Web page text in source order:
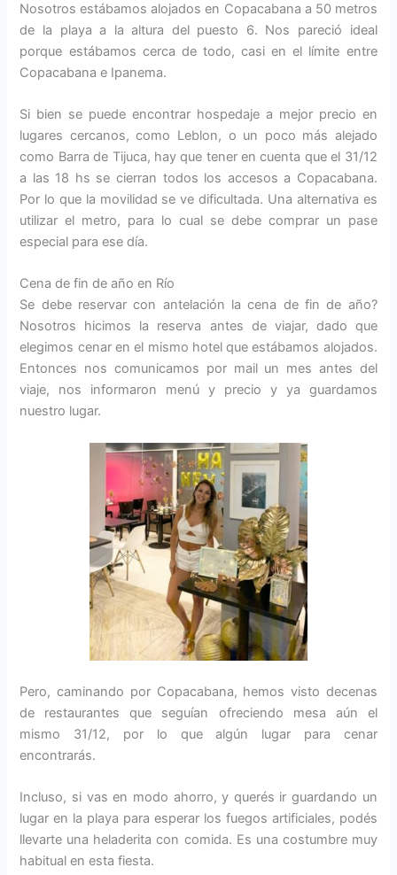
Nosotros estábamos alojados en Copacabana a 50 metros
de la playa a la altura del puesto 6. Nos pareció ideal
porque estábamos cerca de todo, casi en el límite entre
Copacabana e Ipanema.
Si bien se puede encontrar hospedaje a mejor precio en
lugares cercanos, como Leblon, o un poco más alejado
como Barra de Tijuca, hay que tener en cuenta que el 31/12
a las 18 hs se cierran todos los accesos a Copacabana.
Por lo que la movilidad se ve dificultada. Una alternativa es
utilizar el metro, para lo cual se debe comprar un pase
especial para ese día.
Cena de fin de año en Río
Se debe reservar con antelación la cena de fin de año?
Nosotros hicimos la reserva antes de viajar, dado que
elegimos cenar en el mismo hotel que estábamos alojados.
Entonces nos comunicamos por mail un mes antes del
viaje, nos informaron menú y precio y ya guardamos
nuestro lugar.
Pero, caminando por Copacabana, hemos visto decenas
de restaurantes que seguían ofreciendo mesa aún el
mismo 31/12, por lo que algún lugar para cenar
encontrarás.
Incluso, si vas en modo ahorro, y querés ir guardando un
lugar en la playa para esperar los fuegos artificiales, podés
llevarte una heladerita con comida. Es una costumbre muy
habitual en esta fiesta.